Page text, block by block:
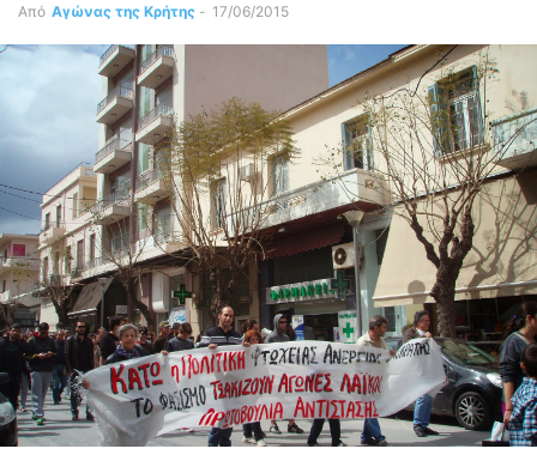
Από Αγώνας της Κρήτης - 17/06/2015